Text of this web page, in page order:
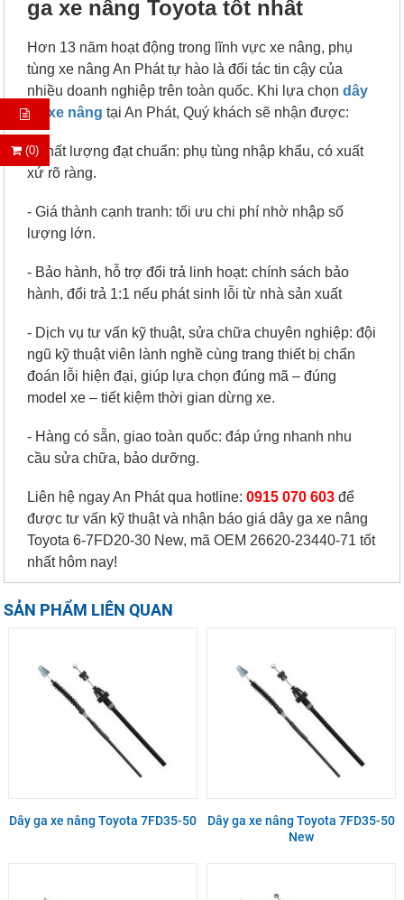
(0)
ga xe nâng Toyota tốt nhất
Hơn 13 năm hoạt động trong lĩnh vực xe nâng, phụ
tùng xe nâng An Phát tự hào là đối tác tin cậy của
nhiều doanh nghiệp trên toàn quốc. Khi lựa chọndây
ga xe nâng tại An Phát, Quý khách sẽ nhận được:
- Chất lượng đạt chuẩn: phụ tùng nhập khẩu, có xuất
xứ rõ ràng.
- Giá thành cạnh tranh: tối ưu chi phí nhờ nhập số
lượng lớn.
- Bảo hành, hỗ trợ đổi trả linh hoạt: chính sách bảo
hành, đổi trả 1:1 nếu phát sinh lỗi từ nhà sản xuất
- Dịch vụ tư vấn kỹ thuật, sửa chữa chuyên nghiệp: đội
ngũ kỹ thuật viên lành nghề cùng trang thiết bị chẩn
đoán lỗi hiện đại, giúp lựa chọn đúng mã – đúng
model xe – tiết kiệm thời gian dừng xe.
- Hàng có sẵn, giao toàn quốc: đáp ứng nhanh nhu
cầu sửa chữa, bảo dưỡng.
Liên hệ ngay An Phát qua hotline:0915 070 603 để
được tư vấn kỹ thuật và nhận báo giá dây ga xe nâng
Toyota 6-7FD20-30 New, mã OEM 26620-23440-71 tốt
nhất hôm nay!
SẢN PHẨM LIÊN QUAN
Dây ga xe nâng Toyota 7FD35-50
Dây ga xe nâng Toyota 7FD35-50
New